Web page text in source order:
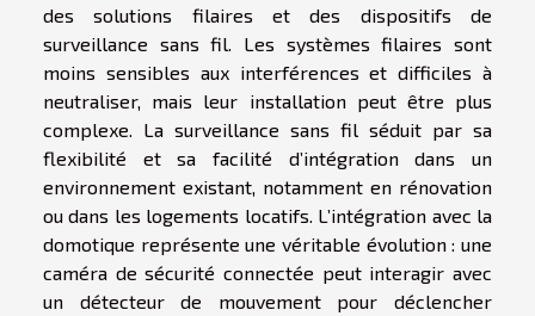
des solutions filaires et des dispositifs de
surveillance sans fil. Les systèmes filaires sont
moins sensibles aux interférences et difficiles à
neutraliser, mais leur installation peut être plus
complexe. La surveillance sans fil séduit par sa
flexibilité et sa facilité d’intégration dans un
environnement existant, notamment en rénovation
ou dans les logements locatifs. L’intégration avec la
domotique représente une véritable évolution : une
caméra de sécurité connectée peut interagir avec
un détecteur de mouvement pour déclencher